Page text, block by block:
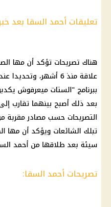
تعليقات أحمد السقا بعد
هناك تصريحات تؤكد أن مها
علاقة منذ 6 أشهر،
ببرنامج "الستات ميعرفوش
بعد ذلك أصبح بينهما تقارب
التصريحات حسب مصادر مقربة
تبلك الشائعات ويؤكد أن مها
سيئة بعد طلاقها من أحمد
تصريحات أحمد السقا: